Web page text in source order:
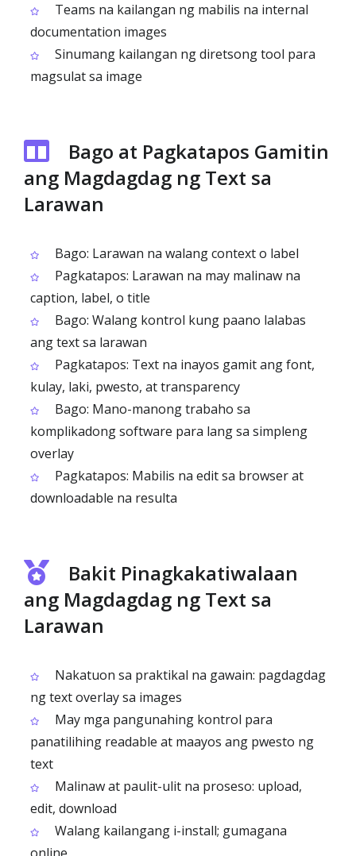
Teams na kailangan ng mabilis na internal
documentation images
Sinumang kailangan ng diretsong tool para
magsulat sa image
Bago at Pagkatapos Gamitin
ang Magdagdag ng Text sa
Larawan
Bago: Larawan na walang context o label
Pagkatapos: Larawan na may malinaw na
caption, label, o title
Bago: Walang kontrol kung paano lalabas
ang text sa larawan
Pagkatapos: Text na inayos gamit ang font,
kulay, laki, pwesto, at transparency
Bago: Mano-manong trabaho sa
komplikadong software para lang sa simpleng
overlay
Pagkatapos: Mabilis na edit sa browser at
downloadable na resulta
Bakit Pinagkakatiwalaan
ang Magdagdag ng Text sa
Larawan
Nakatuon sa praktikal na gawain: pagdagdag
ng text overlay sa images
May mga pangunahing kontrol para
panatilihing readable at maayos ang pwesto ng
text
Malinaw at paulit-ulit na proseso: upload,
edit, download
Walang kailangang i-install; gumagana